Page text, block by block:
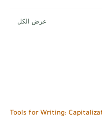
Tools for Writing: